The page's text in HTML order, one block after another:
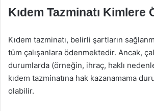
Kıdem Tazminatı Kimlere
Kıdem tazminatı, belirli şartların
tüm çalışanlara ödenmektedir. Ancak,
durumlarda (örneğin, ihraç, haklı
kıdem tazminatına hak kazanamama
olabilir.